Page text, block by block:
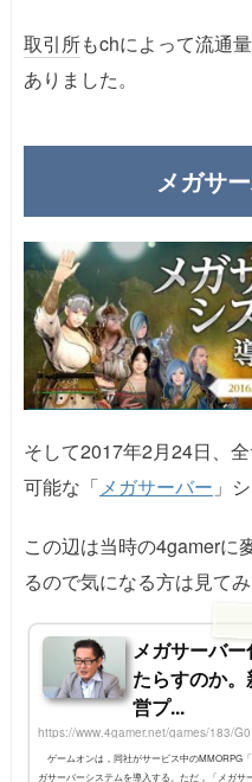
取引所もchによって流通
ありました。
メガサ
そして2017年2月24日、
可能な「 メガサーバー 」
この辺は当時の4gamerに
るので気になる方は見てみ
メガサーバ
たらすのか
営プ...
https://www.4gamer.net/games/183/
ゲームオンは，同社がサービス中のMMORPG
ガサーバーシステムを導入する。ただ，「メガ